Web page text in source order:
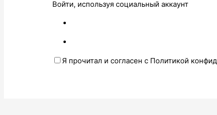
Войти, используя социальный аккаунт
Я прочитал и согласен с Политикой